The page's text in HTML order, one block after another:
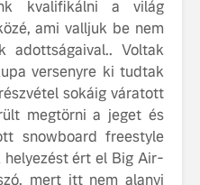
kvalifikálni a világ
ami valljuk be nem
adottságaival.. Voltak
versenyre ki tudtak
sokáig váratott
megtörni a jeget és
snowboard freestyle
ért el Big Air-
mert itt nem alanyi
Country:
képes,
jut